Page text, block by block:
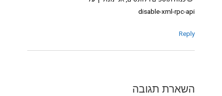
disable-xml-rpc-api
Reply
השארת תגובה